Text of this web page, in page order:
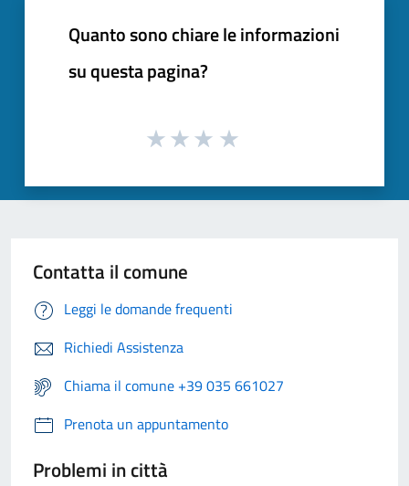
Quanto sono chiare le informazioni
su questa pagina?
Contatta il comune
Leggi le domande frequenti
Richiedi Assistenza
Chiama il comune +39 035 661027
Prenota un appuntamento
Problemi in città